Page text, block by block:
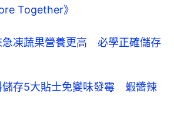
Together》
急凍蔬果營養更高 必學正確儲存
儲存5大貼士免變味發霉 蝦醬辣